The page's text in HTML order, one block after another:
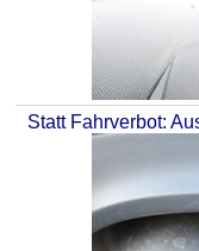
Statt Fahrverbot: